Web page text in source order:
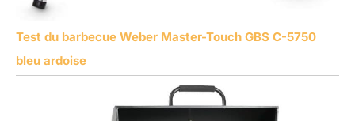
Test du barbecue Weber Master-Touch GBS C-5750
bleu ardoise